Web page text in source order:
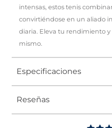
intensas, estos tenis
convirtiéndose en un aliado
diaria. Eleva tu rendimiento
mismo.
Especificaciones
Tipo
Reseñas